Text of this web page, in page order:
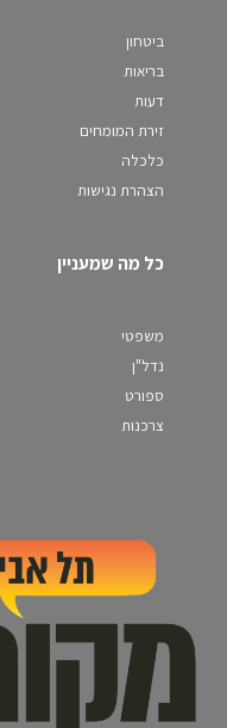
ביטחון
בריאות
דעות
זירת המומחים
כלכלה
הצהרת נגישות
כל מה שמעניין
משפטי
נדל"ן
ספורט
צרכנות